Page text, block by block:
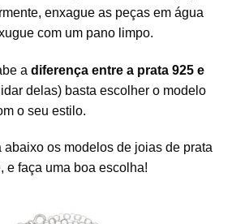
enxague as peças em água
com um pano limpo.
a diferença entre a prata 925 e
delas) basta escolher o modelo
o seu estilo.
abaixo os modelos de joias de prata
e faça uma boa escolha!